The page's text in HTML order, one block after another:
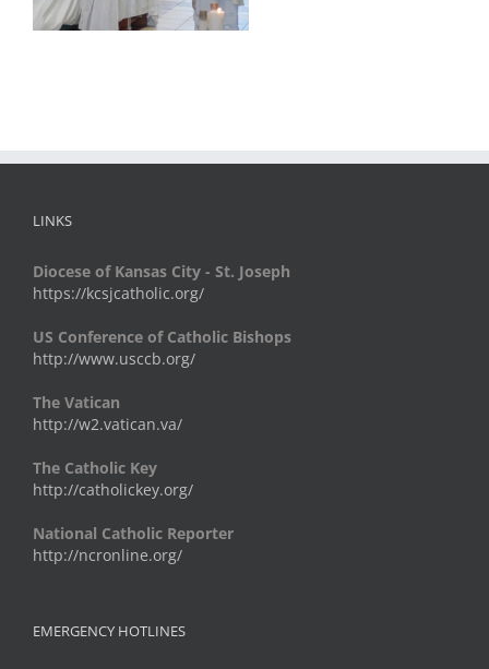
LINKS
Diocese of Kansas City - St. Joseph
https://kcsjcatholic.org/
US Conference of Catholic Bishops
http://www.usccb.org/
The Vatican
http://w2.vatican.va/
The Catholic Key
http://catholickey.org/
National Catholic Reporter
http://ncronline.org/
EMERGENCY HOTLINES